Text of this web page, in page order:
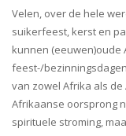
Velen, over de hele
suikerfeest, kerst en
kunnen (eeuwen)oude
feest-/
van zowel Afrika als de
Afrikaanse oorsprong
spirituele stroming,